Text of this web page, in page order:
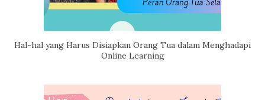
Hal-hal yang Harus Disiapkan Orang Tua dalam Menghadapi
Online Learning